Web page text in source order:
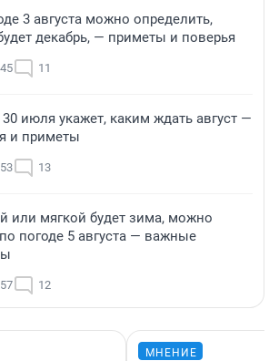
3 августа можно определить,
декабрь, — приметы и поверья
11
июля укажет, каким ждать август —
и приметы
13
или мягкой будет зима, можно
погоде 5 августа — важные
12
МНЕНИЕ